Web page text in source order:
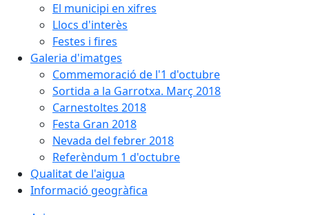
El municipi en xifres
Llocs d'interès
Festes i fires
Galeria d'imatges
Commemoració de l'1 d'octubre
Sortida a la Garrotxa. Març 2018
Carnestoltes 2018
Festa Gran 2018
Nevada del febrer 2018
Referèndum 1 d'octubre
Qualitat de l'aigua
Informació geogràfica